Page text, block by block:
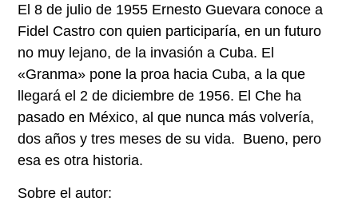
El 8 de julio de 1955 Ernesto Guevara conoce a
Fidel Castro con quien participaría, en un futuro
no muy lejano, de la invasión a Cuba. El
«Granma» pone la proa hacia Cuba, a la que
llegará el 2 de diciembre de 1956. El Che ha
pasado en México, al que nunca más volvería,
dos años y tres meses de su vida. Bueno, pero
esa es otra historia.
Sobre el autor: